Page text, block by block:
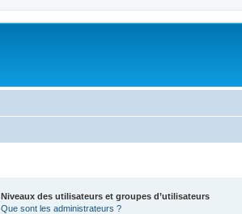
Niveaux des utilisateurs et groupes d’utilisateurs
Que sont les administrateurs ?